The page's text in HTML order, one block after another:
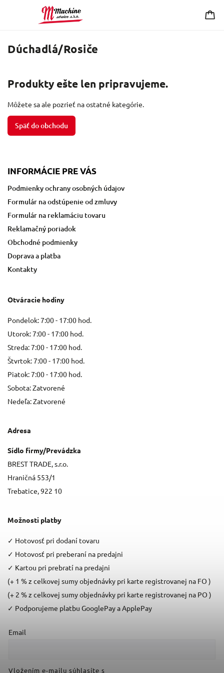
Dúchadlá/Rosiče
Produkty ešte len pripravujeme.
Môžete sa ale pozrieť na ostatné kategórie.
Späť do obchodu
INFORMÁCIE PRE VÁS
Podmienky ochrany osobných údajov
Formulár na odstúpenie od zmluvy
Formulár na reklamáciu tovaru
Reklamačný poriadok
Obchodné podmienky
Doprava a platba
Kontakty
Otváracie hodiny
Pondelok: 7:00 - 17:00 hod.
Utorok: 7:00 - 17:00 hod.
Streda: 7:00 - 17:00 hod.
Štvrtok: 7:00 - 17:00 hod.
Piatok: 7:00 - 17:00 hod.
Sobota: Zatvorené
Nedeľa: Zatvorené
Adresa
Sídlo firmy/Prevádzka
BREST TRADE, s.r.o.
Hraničná 553/1
Trebatice, 922 10
Možnosti platby
✓ Hotovosť pri dodaní tovaru
✓ Hotovosť pri preberaní na predajni
✓ Kartou pri prebratí na predajni
(+ 1 % z celkovej sumy objednávky pri karte registrovanej na FO )
(+ 2 % z celkovej sumy objednávky pri karte registrovanej na PO )
✓ Podporujeme platbu GooglePay a ApplePay
Email
Vložením e-mailu súhlasíte s